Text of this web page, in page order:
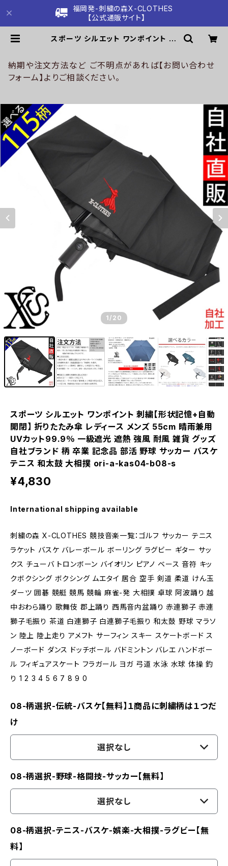
福岡発-刺繍の森X-CLOTHES
【公式通販サイト】
スポーツ シルエット ワンポイント 刺
用 UVカット99.9％ 一級遮光 遮熱
強風 耐風 雑貨 グッズ 自社ブランド
柄 卒業 記念品 部活 野球 サッカー バ
ES【公式通販サイト】
納期や注文方法など ご不明点があれば【お問い合わせ
フォーム】よりご相談ください。
1 /20
スポーツ シルエット ワンポイント 刺繍【形状記憶+自動
開閉】 折りたたみ傘 レディース メンズ 55cm 晴雨兼用
UVカット99.9％ 一級遮光 遮熱 強風 耐風 雑貨 グッズ
自社ブランド 柄 卒業 記念品 部活 野球 サッカー バスケ
テニス 和太鼓 大相撲 ori-a-kas04-b08-s
¥4,830
International shipping available
刺繍の森 X-CLOTHES 競技音楽一覧：ゴルフ サッカー テニス
ラケット バスケ バレーボール ボーリング ラグビー ギター サッ
クス チューバ トロンボーン バイオリン ピアノ ベース 音符 キッ
クボクシング ボクシング ムエタイ 居合 空手 剣道 柔道 けん玉
ダーツ 囲碁 競艇 競馬 競輪 麻雀-発 大相撲 卓球 阿波踊り 越
中おわら踊り 歌舞伎 郡上踊り 西馬音内盆踊り 赤連獅子 赤連
獅子毛振り 茶道 白連獅子 白連獅子毛振り 和太鼓 野球 マラソ
ン 陸上 陸上走り アメフト サーフィン スキー スケートボード ス
ノーボード ダンス ドッチボール バドミントン バレエ ハンドボー
ル フィギュアスケート フラガール ヨガ 弓道 水泳 水球 体操 釣
り 1 2 3 4 5 6 7 8 9 0
08-柄選択-伝統-バスケ【無料】１商品に刺繍柄は１つだ
け
選択なし
08-柄選択-野球-格闘技-サッカー【無料】
選択なし
08-柄選択-テニス-バスケ-娯楽-大相撲-ラグビー【無
料】